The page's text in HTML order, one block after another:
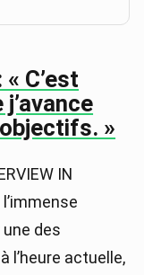
C’est
»
IN
des
l’heure actuelle,